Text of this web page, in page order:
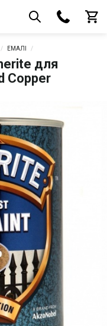
ЕМАЛІ
для
Copper